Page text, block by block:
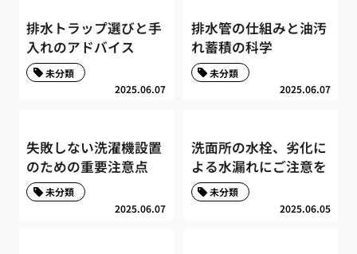
排水トラップ選びと手
入れのアドバイス
2025.06.07
未分類
排水管の仕組みと油汚
れ蓄積の科学
2025.06.07
未分類
失敗しない洗濯機設置
のための重要注意点
2025.06.07
未分類
洗面所の水栓、劣化に
よる水漏れにご注意を
2025.06.05
未分類